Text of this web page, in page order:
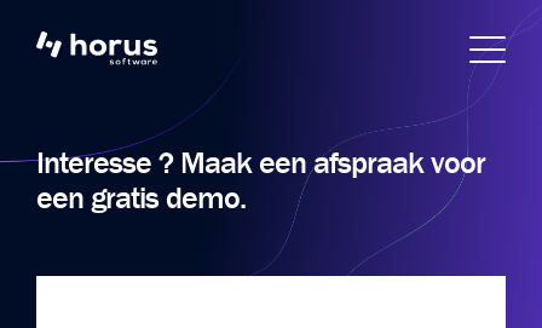
Interesse ? Maak een afspraak voor
een gratis demo.